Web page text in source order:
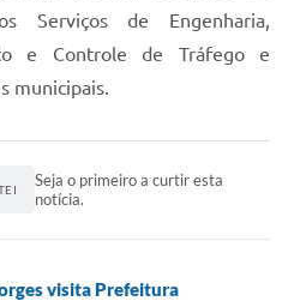
Serviços de Engenharia,
e Controle de Tráfego e
municipais.
Seja o primeiro a curtir esta
notícia.
visita Prefeitura